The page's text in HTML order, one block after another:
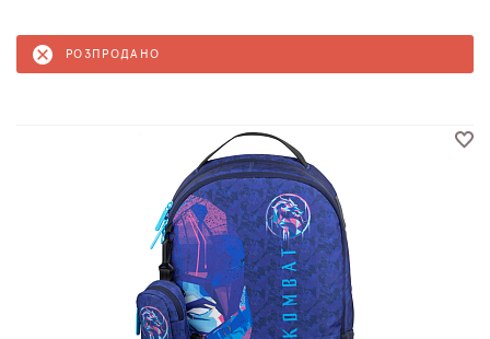
РОЗПРОДАНО